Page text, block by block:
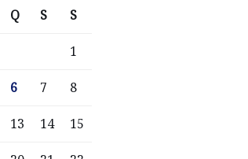
Q S S
1
6 7 8
13 14 15